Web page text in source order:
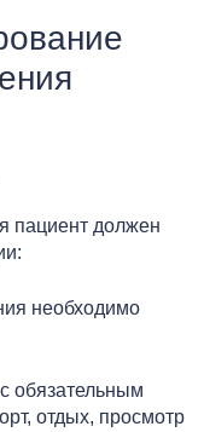
пациент должен
необходимо
обязательным
отдых, просмотр